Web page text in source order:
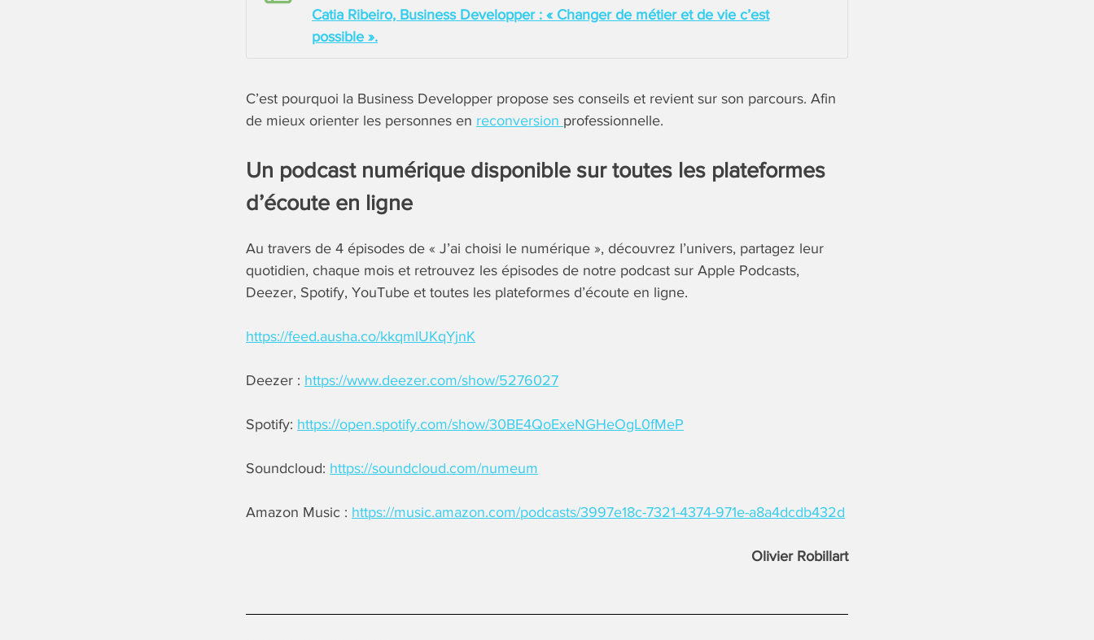
Catia Ribeiro, Business Developper : « Changer de métier et de vie c’est
possible ».
C’est pourquoi la Business Developper propose ses conseils et revient sur son parcours. Afin
de mieux orienter les personnes en reconversion professionnelle.
Un podcast numérique disponible sur toutes les plateformes
d’écoute en ligne
Au travers de 4 épisodes de « J’ai choisi le numérique », découvrez l’univers, partagez leur
quotidien, chaque mois et retrouvez les épisodes de notre podcast sur Apple Podcasts,
Deezer, Spotify, YouTube et toutes les plateformes d’écoute en ligne.
https://feed.ausha.co/kkqmlUKqYjnK
Deezer : https://www.deezer.com/show/5276027
Spotify: https://open.spotify.com/show/30BE4QoExeNGHeOgL0fMeP
Soundcloud: https://soundcloud.com/numeum
Amazon Music : https://music.amazon.com/podcasts/3997e18c-7321-4374-971e-a8a4dcdb432d
Olivier Robillart